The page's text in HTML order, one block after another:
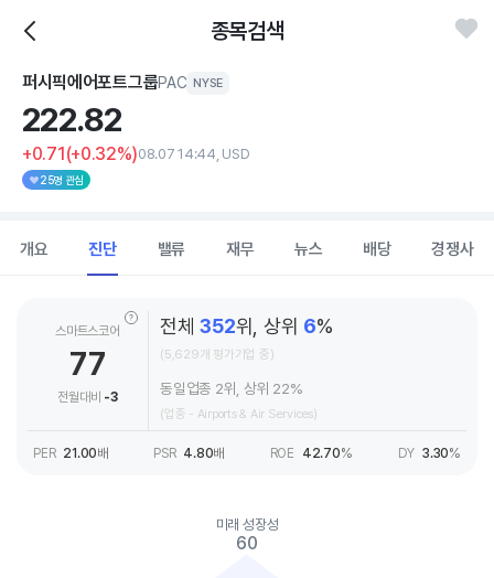
종목검색
퍼시픽에어포트그룹PAC NYSE
222.82
+0.71(+0.32%)08.07 14:44, USD
25명 관심
개요 진단 밸류 재무 뉴스 배당 경쟁사
스마트스코어
77
전월대비 -3
전체352위, 상위 6%
(5,629개 평가기업 중)
동일업종 2위, 상위 22%
(업종 - Airports & Air Services)
PER 21.00배 PSR 4.80배 ROE 42.70% DY 3.30%
미래 성장성
60